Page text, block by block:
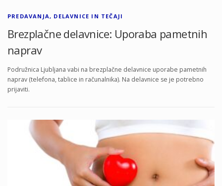
PREDAVANJA, DELAVNICE IN TEČAJI
Brezplačne delavnice: Uporaba pametnih
naprav
Podružnica Ljubljana vabi na brezplačne delavnice uporabe pametnih
naprav (telefona, tablice in računalnika). Na delavnice se je potrebno
prijaviti.